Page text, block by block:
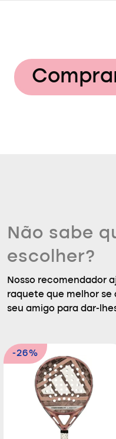
Não sabe
escolher?
Nosso recomendador
raquete que melhor se
seu amigo para dar-
-26%